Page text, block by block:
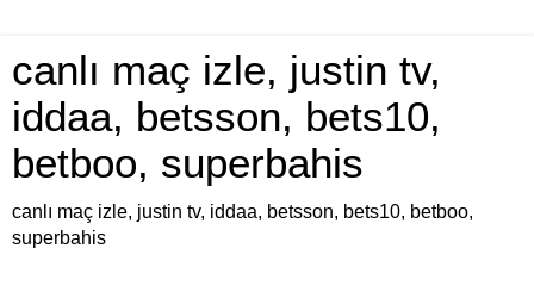
canlı maç izle, justin tv,
iddaa, betsson, bets10,
betboo, superbahis
canlı maç izle, justin tv, iddaa, betsson, bets10, betboo,
superbahis